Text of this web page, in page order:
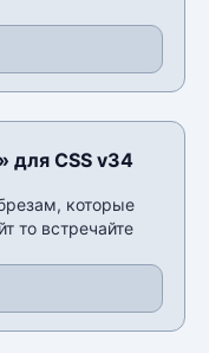
для CSS v34
которые
то встречайте